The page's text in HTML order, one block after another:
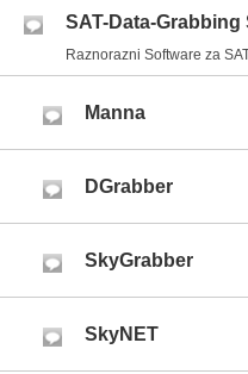
SAT-Data-Grabbing
Raznorazni Software za
Manna
DGrabber
SkyGrabber
SkyNET